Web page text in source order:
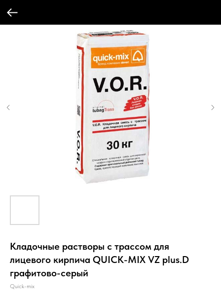
Кладочные растворы с трассом для
лицевого кирпича QUICK-MIX VZ plus.D
графитово-серый
Quick-mix